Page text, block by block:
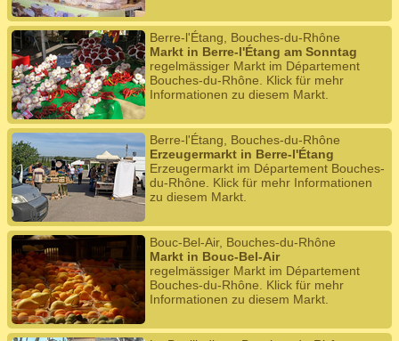
Berre-l'Étang, Bouches-du-Rhône
Markt in Berre-l'Étang am Sonntag
regelmässiger Markt im Département
Bouches-du-Rhône. Klick für mehr
Informationen zu diesem Markt.
Berre-l'Étang, Bouches-du-Rhône
Erzeugermarkt in Berre-l'Étang
Erzeugermarkt im Département Bouches-
du-Rhône. Klick für mehr Informationen
zu diesem Markt.
Bouc-Bel-Air, Bouches-du-Rhône
Markt in Bouc-Bel-Air
regelmässiger Markt im Département
Bouches-du-Rhône. Klick für mehr
Informationen zu diesem Markt.